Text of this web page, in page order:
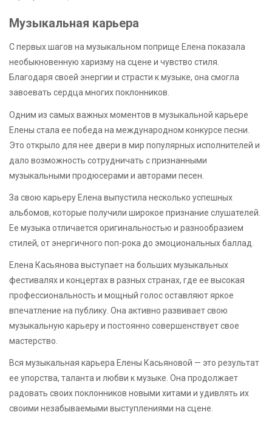
Музыкальная карьера
С первых шагов на музыкальном поприще Елена показала
необыкновенную харизму на сцене и чувство стиля.
Благодаря своей энергии и страсти к музыке, она смогла
завоевать сердца многих поклонников.
Одним из самых важных моментов в музыкальной карьере
Елены стала ее победа на международном конкурсе песни.
Это открыло для нее двери в мир популярных исполнителей и
дало возможность сотрудничать с признанными
музыкальными продюсерами и авторами песен.
За свою карьеру Елена выпустила несколько успешных
альбомов, которые получили широкое признание слушателей.
Ее музыка отличается оригинальностью и разнообразием
стилей, от энергичного поп-рока до эмоциональных баллад.
Елена Касьянова выступает на больших музыкальных
фестивалях и концертах в разных странах, где ее высокая
профессиональность и мощный голос оставляют яркое
впечатление на публику. Она активно развивает свою
музыкальную карьеру и постоянно совершенствует свое
мастерство.
Вся музыкальная карьера Елены Касьяновой — это результат
ее упорства, таланта и любви к музыке. Она продолжает
радовать своих поклонников новыми хитами и удивлять их
своими незабываемыми выступлениями на сцене.